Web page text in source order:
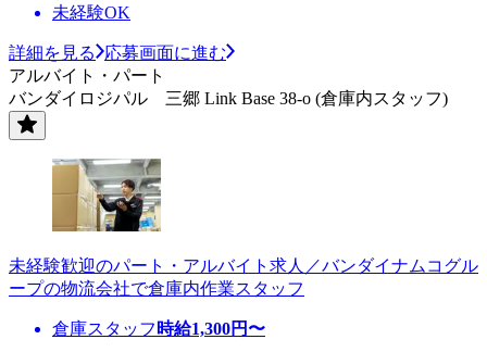
未経験OK
詳細を見る
応募画面に進む
アルバイト・パート
バンダイロジパル 三郷 Link Base 38-o (倉庫内スタッフ)
未経験歓迎のパート・アルバイト求人／バンダイナムコグル
ープの物流会社で倉庫内作業スタッフ
倉庫スタッフ 時給1,300円〜